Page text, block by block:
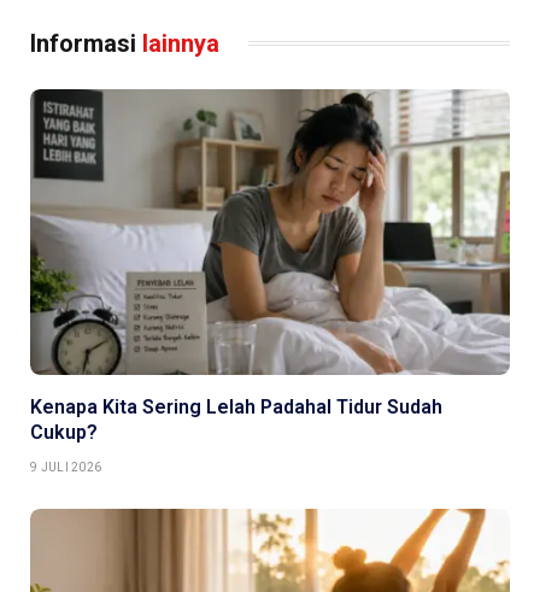
Informasi lainnya
Kenapa Kita Sering Lelah Padahal Tidur Sudah
Cukup?
9 JULI 2026